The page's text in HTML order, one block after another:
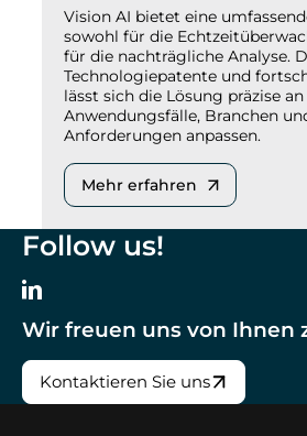
Vision AI bietet eine
sowohl für die
für die nachträgliche Analyse.
Technologiepatente und
lässt sich die Lösung präzise
Anwendungsfälle, Branchen
Anforderungen anpassen.
Mehr erfahren
Follow us!
Wir freuen uns von Ihnen
Kontaktieren Sie uns